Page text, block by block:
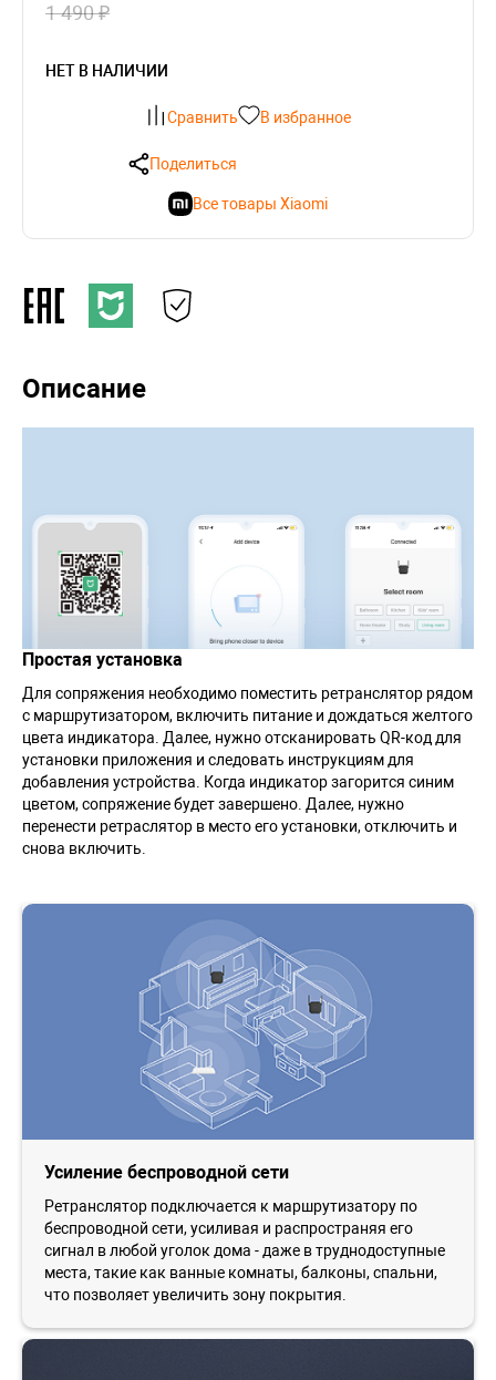
1 490 ₽
НЕТ В НАЛИЧИИ
Сравнить В избранное
Поделиться
Все товары Xiaomi
Описание
Простая установка
Для сопряжения необходимо поместить ретранслятор рядом
с маршрутизатором, включить питание и дождаться желтого
цвета индикатора. Далее, нужно отсканировать QR-код для
установки приложения и следовать инструкциям для
добавления устройства. Когда индикатор загорится синим
цветом, сопряжение будет завершено. Далее, нужно
перенести ретраслятор в место его установки, отключить и
снова включить.
Усиление беспроводной сети
Ретранслятор подключается к маршрутизатору по
беспроводной сети, усиливая и распространяя его
сигнал в любой уголок дома - даже в труднодоступные
места, такие как ванные комнаты, балконы, спальни,
что позволяет увеличить зону покрытия.